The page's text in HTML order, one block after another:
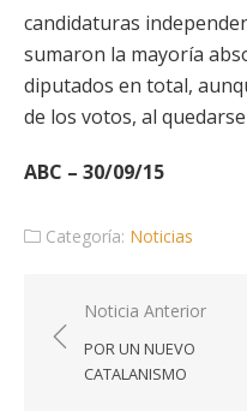
candidaturas
sumaron la mayoría
diputados en total,
de los votos, al
ABC – 30/09/15
Categoría: Noticias
Navegación
de
entradas
Noticia Anterior
POR UN NUEVO
CATALANISMO